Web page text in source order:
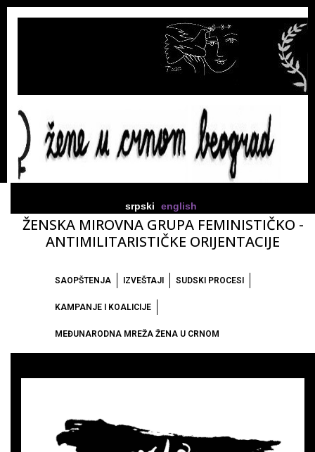
srpski english
ŽENSKA MIROVNA GRUPA FEMINISTIČKO -
ANTIMILITARISTIČKE ORIJENTACIJE
SAOPŠTENJA IZVEŠTAJI SUDSKI PROCESI
KAMPANJE I KOALICIJE
MEĐUNARODNA MREŽA ŽENA U CRNOM